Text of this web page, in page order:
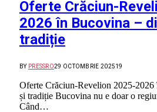
Oferte Crăciun-
2026 în Bucovina –
tradiție
BY PRESSRO29 OCTOMBRIE 202519
Oferte Crăciun-Revelion 2025-
și tradiție Bucovina nu e doar o
Când…